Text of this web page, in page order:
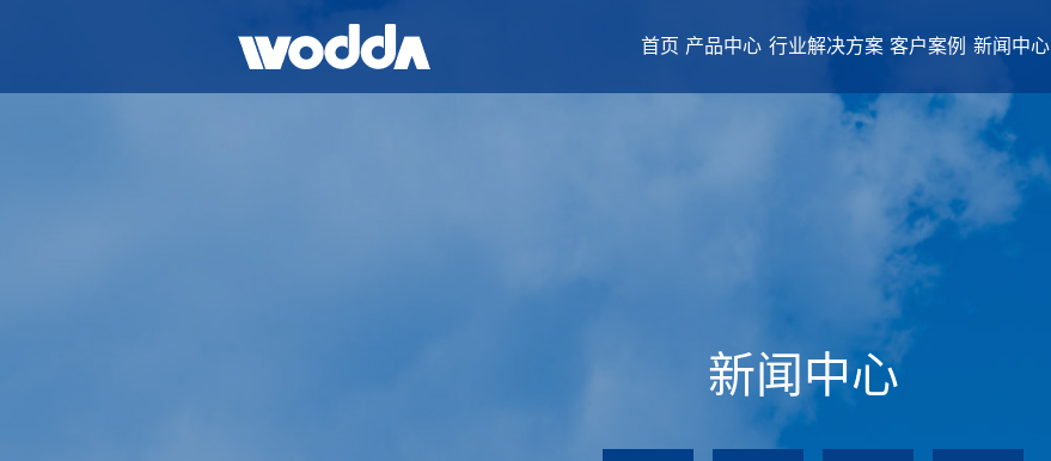
首页 产品中心 行业解决方案 客户案例 新闻中心
新闻中心